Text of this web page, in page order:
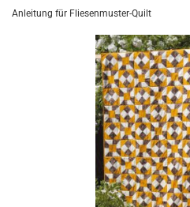
Anleitung für Fliesenmuster-Quilt